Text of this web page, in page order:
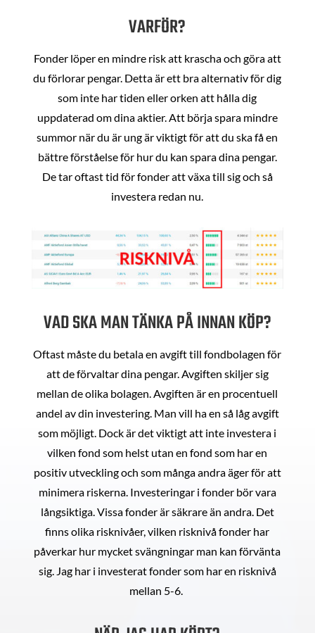
VARFÖR?
Fonder löper en mindre risk att krascha och göra att
du förlorar pengar. Detta är ett bra alternativ för dig
som inte har tiden eller orken att hålla dig
uppdaterad om dina aktier. Att börja spara mindre
summor när du är ung är viktigt för att du ska få en
bättre förståelse för hur du kan spara dina pengar.
De tar oftast tid för fonder att växa till sig och så
investera redan nu.
VAD SKA MAN TÄNKA PÅ INNAN KÖP?
Oftast måste du betala en avgift till fondbolagen för
att de förvaltar dina pengar. Avgiften skiljer sig
mellan de olika bolagen. Avgiften är en procentuell
andel av din investering. Man vill ha en så låg avgift
som möjligt. Dock är det viktigt att inte investera i
vilken fond som helst utan en fond som har en
positiv utveckling och som många andra äger för att
minimera riskerna. Investeringar i fonder bör vara
långsiktiga. Vissa fonder är säkrare än andra. Det
finns olika risknivåer, vilken risknivå fonder har
påverkar hur mycket svängningar man kan förvänta
sig. Jag har i investerat fonder som har en risknivå
mellan 5-6.